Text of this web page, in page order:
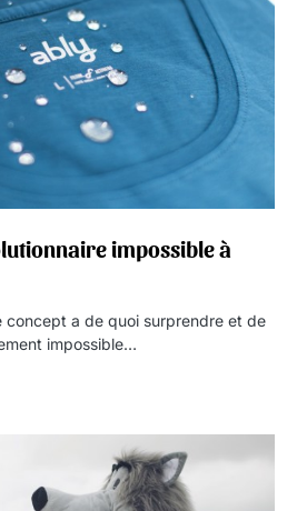
impossible à
concept a de quoi surprendre et de
impossible…